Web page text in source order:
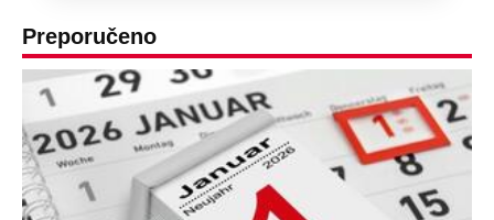
Preporučeno